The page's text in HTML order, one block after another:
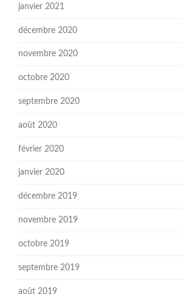
janvier 2021
décembre 2020
novembre 2020
octobre 2020
septembre 2020
août 2020
février 2020
janvier 2020
décembre 2019
novembre 2019
octobre 2019
septembre 2019
août 2019